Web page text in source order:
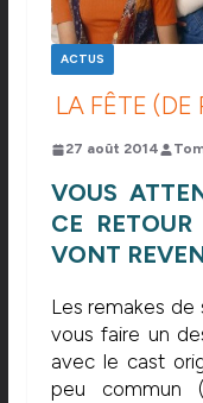
ACTUS
LA FÊTE
27 août 2014
VOUS
CE
VONT
Les remakes de
vous faire un
avec le cast
peu commun